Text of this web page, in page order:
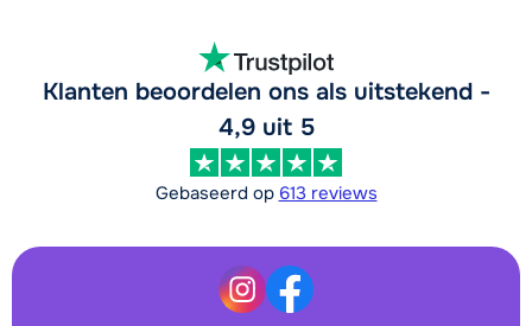
Klanten beoordelen ons als uitstekend -
4,9 uit 5
Gebaseerd op 613 reviews